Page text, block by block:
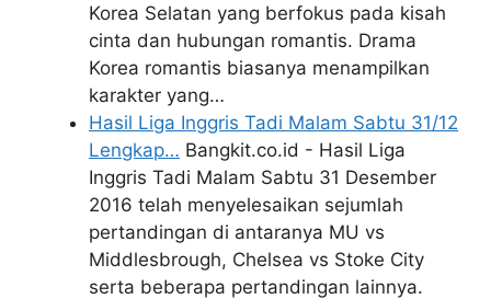
Korea Selatan yang berfokus pada kisah
cinta dan hubungan romantis. Drama
Korea romantis biasanya menampilkan
karakter yang…
Hasil Liga Inggris Tadi Malam Sabtu 31/12
Lengkap… Bangkit.co.id - Hasil Liga
Inggris Tadi Malam Sabtu 31 Desember
2016 telah menyelesaikan sejumlah
pertandingan di antaranya MU vs
Middlesbrough, Chelsea vs Stoke City
serta beberapa pertandingan lainnya.